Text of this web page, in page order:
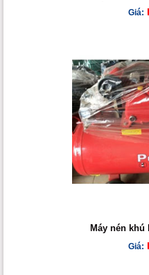
Giá:
Máy nén khú
Giá: